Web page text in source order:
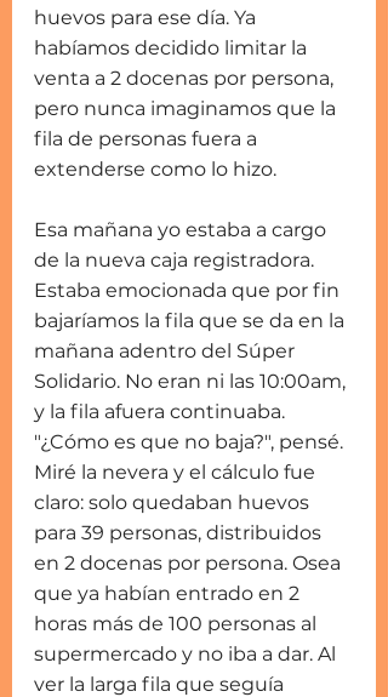
huevos para ese día. Ya
habíamos decidido limitar la
venta a 2 docenas por persona,
pero nunca imaginamos que la
fila de personas fuera a
extenderse como lo hizo.
Esa mañana yo estaba a cargo
de la nueva caja registradora.
Estaba emocionada que por fin
bajaríamos la fila que se da en la
mañana adentro del Súper
Solidario. No eran ni las 10:00am,
y la fila afuera continuaba.
"¿Cómo es que no baja?", pensé.
Miré la nevera y el cálculo fue
claro: solo quedaban huevos
para 39 personas, distribuidos
en 2 docenas por persona. Osea
que ya habían entrado en 2
horas más de 100 personas al
supermercado y no iba a dar. Al
ver la larga fila que seguía